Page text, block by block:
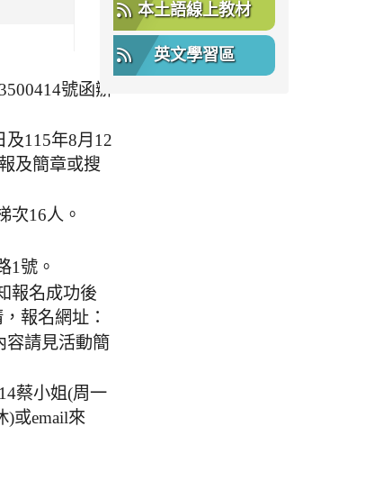
號函辦
115年8月12
及簡章或搜
次16人。
1號。
報名成功後
報名網址：
容請見活動簡
蔡小姐(周一
)或email來
本土語線上教材
英文學習區